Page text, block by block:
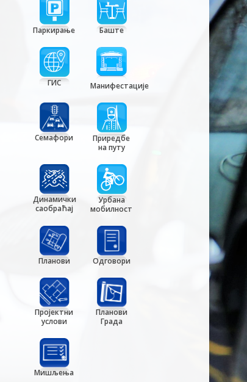
Паркирање Баште
ГИС Манифестације
Семафори
Приредбе
на путу
Динамички
саобраћај
Урбана
мобилност
Планови Одговори
Пројектни
услови
Планови
Града
Мишљења